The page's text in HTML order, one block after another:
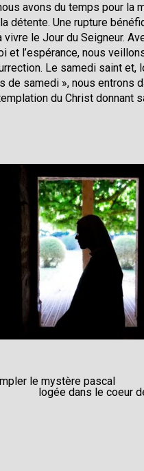
avons du temps pour la
détente. Une rupture
vivre le Jour du Seigneur.
et l’espérance, nous
Le samedi saint et,
de samedi », nous entrons
du Christ donnant
le mystère pascal
logée dans le coeur